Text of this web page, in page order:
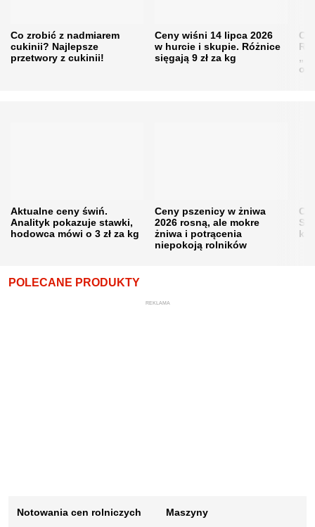
Co zrobić z nadmiarem
cukinii? Najlepsze
przetwory z cukinii!
Ceny wiśni 14 lipca 2026
w hurcie i skupie. Różnice
sięgają 9 zł za kg
Aktualne ceny świń.
Analityk pokazuje stawki,
hodowca mówi o 3 zł za kg
Ceny pszenicy w żniwa
2026 rosną, ale mokre
żniwa i potrącenia
niepokoją rolników
POLECANE PRODUKTY
REKLAMA
Notowania cen rolniczych
Maszyny